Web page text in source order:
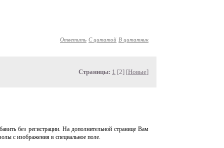
Ответить С цитатой В цитатник
Страницы: 1 [2] [Новые]
без регистрации. На дополнительной странице Вам
с изображения в специальное поле.